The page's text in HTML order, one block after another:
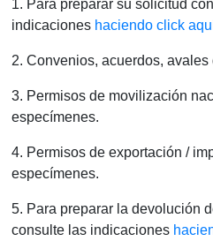
1. Para preparar su solicitud
indicaciones haciendo click
2. Convenios, acuerdos, avales
3. Permisos de movilización
especímenes.
4. Permisos de exportación /
especímenes.
5. Para preparar la devolución
consulte las indicaciones